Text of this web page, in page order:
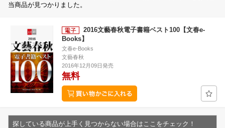
当商品が見つかりました。
2016文藝春秋電子書籍ベスト100【文春e-
Books】
文春e-Books
文藝春秋
2016年12月09日発売
無料
探している商品が上手く見つからない場合はここをチェック！